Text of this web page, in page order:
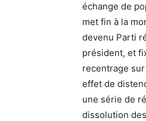
échange de
met fin à la
devenu Parti
président, et
recentrage
effet de
une série de
dissolution